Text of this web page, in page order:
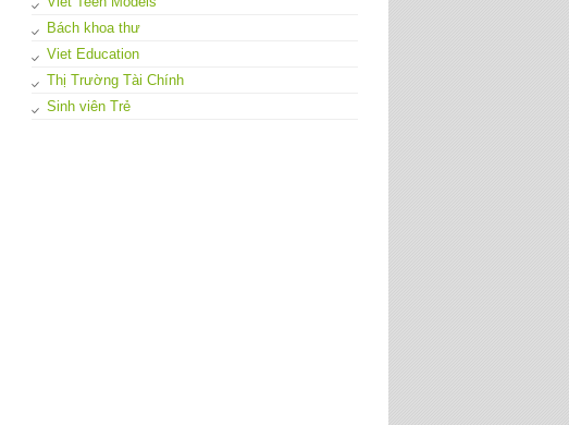
Bách khoa thư
Viet Education
Thị Trường Tài Chính
Sinh viên Trẻ